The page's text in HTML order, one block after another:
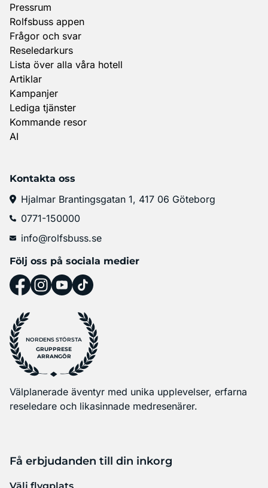
Pressrum
Rolfsbuss appen
Frågor och svar
Reseledarkurs
Lista över alla våra hotell
Artiklar
Kampanjer
Lediga tjänster
Kommande resor
AI
Kontakta oss
Hjalmar Brantingsgatan 1, 417 06 Göteborg
0771-150000
info@rolfsbuss.se
Följ oss på sociala medier
NORDENS STÖRSTA
GRUPPRESE
ARRANGÖR
Välplanerade äventyr med unika upplevelser, erfarna
reseledare och likasinnade medresenärer.
Få erbjudanden till din inkorg
Välj flygplats